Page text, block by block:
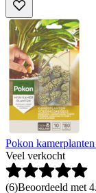
Pokon
Veel verkocht
(6)Beoordeeld met